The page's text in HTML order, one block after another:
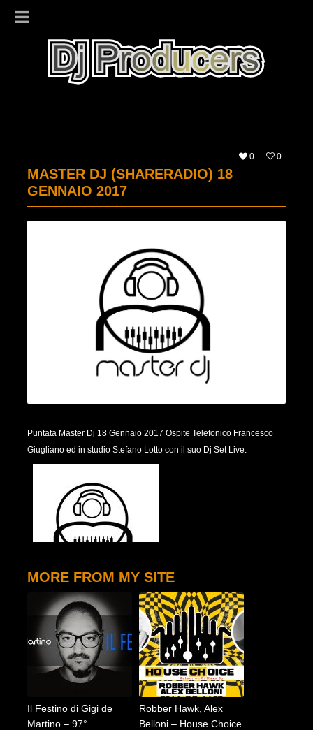
0 0
MASTER DJ (SHARERADIO) 18
GENNAIO 2017
Puntata Master Dj 18 Gennaio 2017 Ospite Telefonico Francesco
Giugliano ed in studio Stefano Lotto con il suo Dj Set Live.
MORE FROM MY SITE
Il Festino di Gigi de
Martino – 97°
Robber Hawk, Alex
Belloni – House Choice